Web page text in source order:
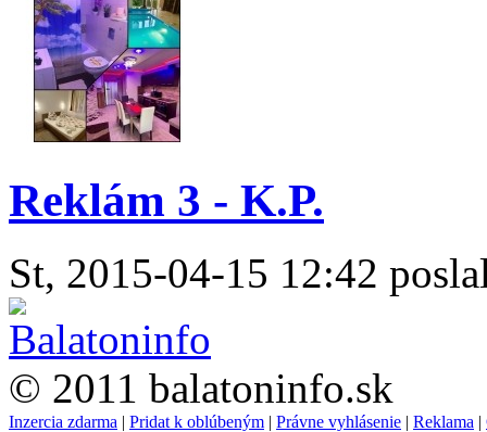
Reklám 3 - K.P.
St, 2015-04-15 12:42
© 2011 balatoninfo.sk
Inzercia zdarma | Pridat k oblúbeným | Právne vyhlásenie | Reklama |